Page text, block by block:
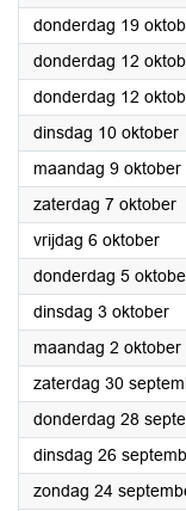
donderdag 19
donderdag 12
donderdag 12
dinsdag 10 oktober
maandag 9 oktober
zaterdag 7 oktober
vrijdag 6 oktober2023
donderdag 5
dinsdag 3 oktober
maandag 2 oktober
zaterdag 30
donderdag 28
dinsdag 26
zondag 24